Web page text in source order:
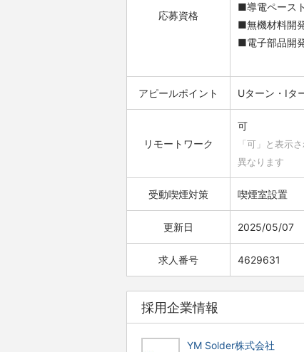
応募資格
■導電ペース
■無機材料開
■電子部品開
アピールポイント Uターン・Iタ
リモートワーク
可
「可」と表示
異なります
受動喫煙対策 喫煙室設置
更新日 2025/05/07
求人番号 4629631
採用企業情報
YM Solder株式会社